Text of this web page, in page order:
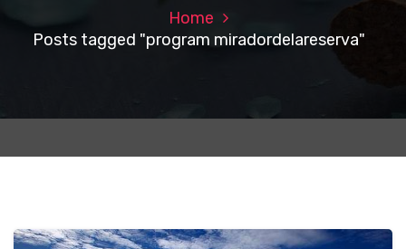
Home
Posts tagged "program miradordelareserva"